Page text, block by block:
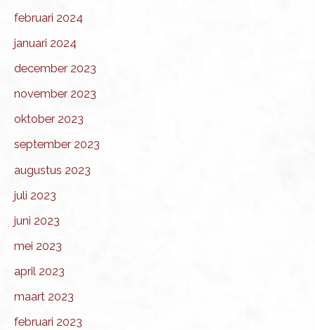
februari 2024
januari 2024
december 2023
november 2023
oktober 2023
september 2023
augustus 2023
juli 2023
juni 2023
mei 2023
april 2023
maart 2023
februari 2023